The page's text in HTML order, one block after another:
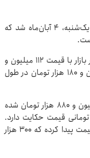
در این میان، بازار سکه در حالی وارد روز یک‌شنبه، ۴ آبان‌ماه شد که
بررسی‌ها نشان می‌دهد سکه امامی امروز در بازار با قیمت ۱۱۲ میلیون و
۵۱۰ هزار تومان دیده می‌شود که یک میلیون و ۱۸۰ هزار تومان در طول
قیمت هر قطعه سکه‌بهار آزادی نیز ۱۰۵ میلیون و ۸۸۰ هزار تومان شده
یک میلیون و ۷۲۰ هزار تومانی قیمت حکایت دارد.
نیم‌سکه اما ۵۸ میلیون و ۲۰۰ هزار تومان قیمت پیدا کرده که ۳۰۰ هزار